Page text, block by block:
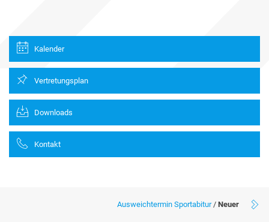
Kalender
Vertretungsplan
Downloads
Kontakt
Ausweichtermin Sportabitur/ Neuer